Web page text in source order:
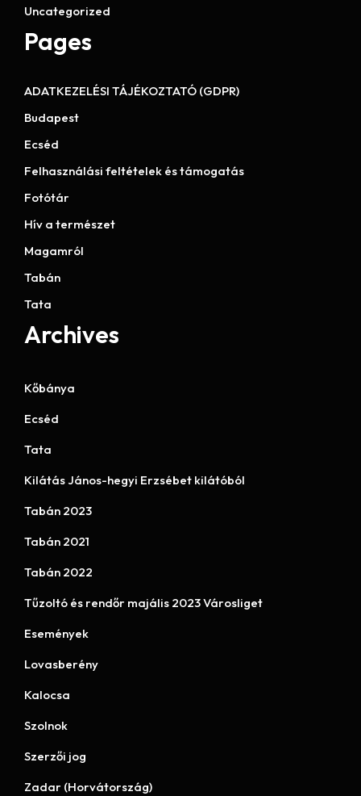
Uncategorized
Pages
ADATKEZELÉSI TÁJÉKOZTATÓ (GDPR)
Budapest
Ecséd
Felhasználási feltételek és támogatás
Fotótár
Hív a természet
Magamról
Tabán
Tata
Archives
Kőbánya
Ecséd
Tata
Kilátás János-hegyi Erzsébet kilátóból
Tabán 2023
Tabán 2021
Tabán 2022
Tűzoltó és rendőr majális 2023 Városliget
Események
Lovasberény
Kalocsa
Szolnok
Szerzői jog
Zadar (Horvátország)